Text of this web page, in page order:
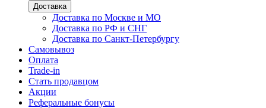
Доставка
Доставка по Москве и МО
Доставка по РФ и СНГ
Доставка по Санкт-Петербургу
Самовывоз
Оплата
Trade-in
Стать продавцом
Акции
Реферальные бонусы